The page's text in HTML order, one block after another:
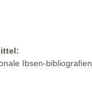
Ibsen-bibliografien